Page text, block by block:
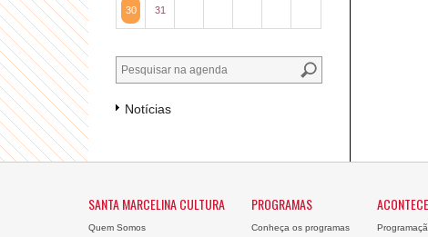
30 31
Notícias
SANTA MARCELINA CULTURA
Quem Somos
PROGRAMAS
Conheça os programas
ACONTECE